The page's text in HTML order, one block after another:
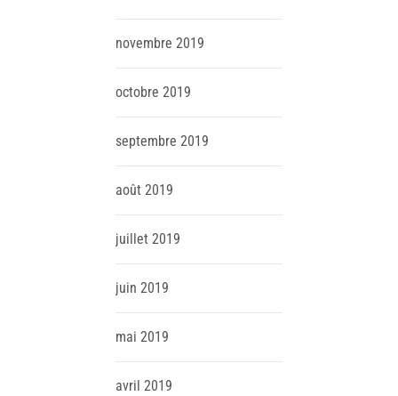
novembre 2019
octobre 2019
septembre 2019
août 2019
juillet 2019
juin 2019
mai 2019
avril 2019